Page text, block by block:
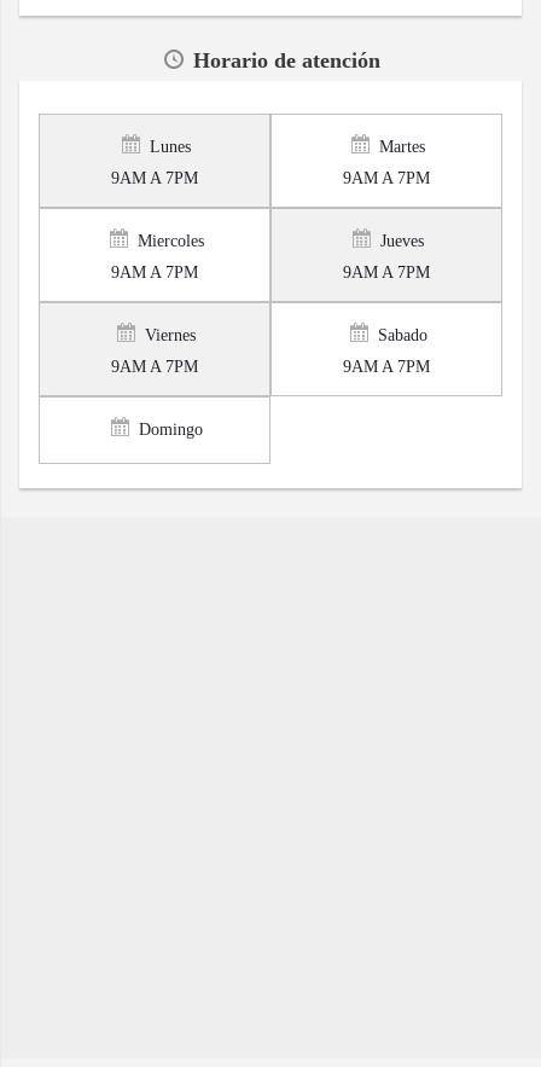
Horario de atención
Lunes
9AM A 7PM
Martes
9AM A 7PM
Miercoles
9AM A 7PM
Jueves
9AM A 7PM
Viernes
9AM A 7PM
Sabado
9AM A 7PM
Domingo